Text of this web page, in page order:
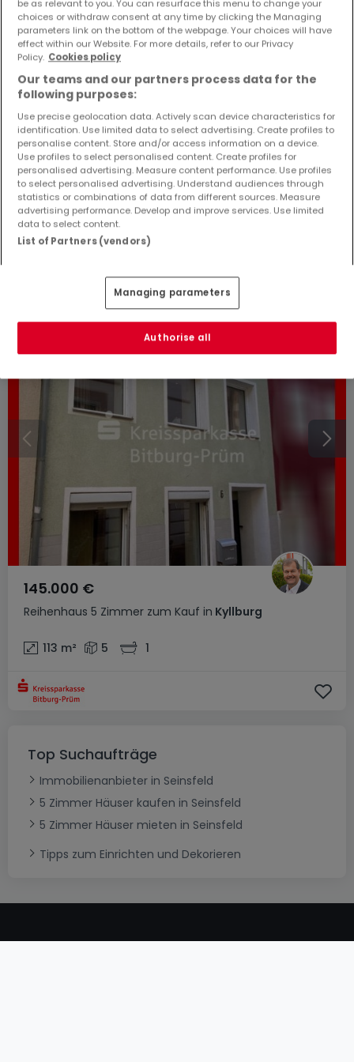
4 Zimmer
6 Zimmer
Bitte ändern Sie Ihre Suche und versuchen Sie
es erneut
Ähnliche Immobilien in der Nähe
Sie haben keine Immobilien gefunden, die Sie
interessieren? Diese vorgeschlagenen Anzeigen
Reihenhaus 5 Zimmer zum Kauf in Kyllburg
145.000 €
113 m² 5 1
Top Suchaufträge
Immobilienanbieter in Seinsfeld
5 Zimmer Häuser kaufen in Seinsfeld
5 Zimmer Häuser mieten in Seinsfeld
Tipps zum Einrichten und Dekorieren
be as relevant to you. You can resurface this menu to change your
choices or withdraw consent at any time by clicking the Managing
parameters link on the bottom of the webpage. Your choices will have
effect within our Website. For more details, refer to our Privacy
Policy. Cookies policy
Our teams and our partners process data for the
following purposes:
Use precise geolocation data. Actively scan device characteristics for
identification. Use limited data to select advertising. Create profiles to
personalise content. Store and/or access information on a device.
Use profiles to select personalised content. Create profiles for
personalised advertising. Measure content performance. Use profiles
to select personalised advertising. Understand audiences through
statistics or combinations of data from different sources. Measure
advertising performance. Develop and improve services. Use limited
data to select content.
List of Partners (vendors)
Managing parameters
Authorise all